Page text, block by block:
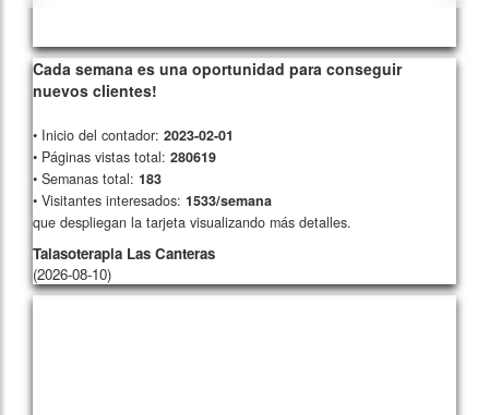
Cada semana es una oportunidad para conseguir
nuevos clientes!
• Inicio del contador: 2023-02-01
• Páginas vistas total: 280619
• Semanas total: 183
• Visitantes interesados: 1533/semana
que despliegan la tarjeta visualizando más detalles.
Talasoterapia Las Canteras
(2026-08-10)